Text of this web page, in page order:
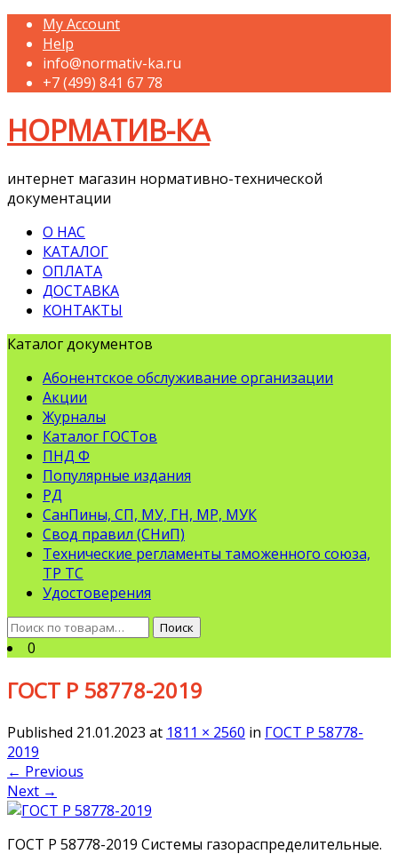
My Account
Help
info@normativ-ka.ru
+7 (499) 841 67 78
НОРМАТИВ-КА
интернет магазин нормативно-технической
документации
О НАС
КАТАЛОГ
ОПЛАТА
ДОСТАВКА
КОНТАКТЫ
Каталог документов
Абонентское обслуживание организации
Акции
Журналы
Каталог ГОСТов
ПНД Ф
Популярные издания
РД
СанПины, СП, МУ, ГН, МР, МУК
Свод правил (СНиП)
Технические регламенты таможенного союза,
ТР ТС
Удостоверения
Искать:
Поиск
0
ГОСТ Р 58778-2019
Published 21.01.2023 at 1811 × 2560 in ГОСТ Р 58778-
2019
← Previous
Next →
ГОСТ Р 58778-2019 Системы газораспределительные.